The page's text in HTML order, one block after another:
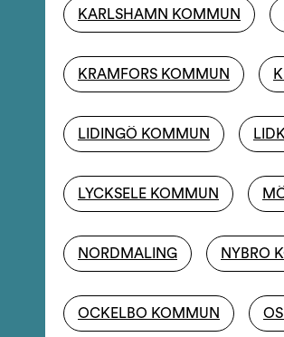
KARLSHAMN KOMMUN
KRAMFORS KOMMUN
LIDINGÖ KOMMUN
LYCKSELE KOMMUN
NORDMALING NYBRO
OCKELBO KOMMUN